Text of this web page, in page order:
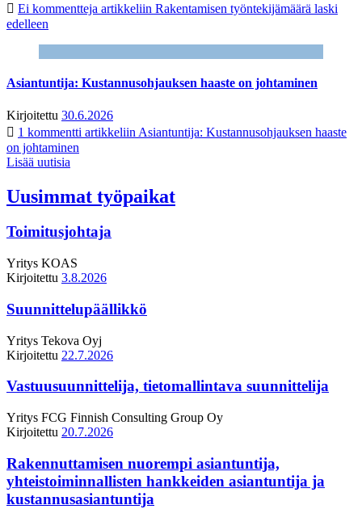
Ei kommentteja artikkeliin Rakentamisen työntekijämäärä laski
edelleen
Asiantuntija: Kustannusohjauksen haaste on johtaminen
Kirjoitettu 30.6.2026
1 kommentti artikkeliin Asiantuntija: Kustannusohjauksen haaste
on johtaminen
Lisää uutisia
Uusimmat työpaikat
Toimitusjohtaja
Yritys KOAS
Kirjoitettu 3.8.2026
Suunnittelupäällikkö
Yritys Tekova Oyj
Kirjoitettu 22.7.2026
Vastuusuunnittelija, tietomallintava suunnittelija
Yritys FCG Finnish Consulting Group Oy
Kirjoitettu 20.7.2026
Rakennuttamisen nuorempi asiantuntija,
yhteistoiminnallisten hankkeiden asiantuntija ja
kustannusasiantuntija